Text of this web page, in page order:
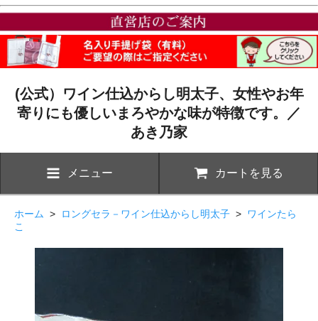
(公式）ワイン仕込からし明太子、女性やお年
寄りにも優しいまろやかな味が特徴です。／
あき乃家
メニュー カートを見る
ホーム > ロングセラ－ワイン仕込からし明太子 > ワインたら
こ